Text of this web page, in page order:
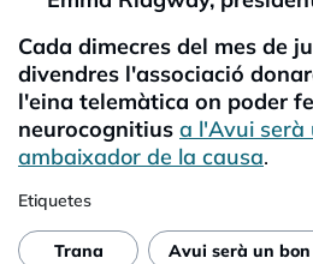
Cada dimecres del mes de
divendres l'associació
l'eina telemàtica on poder
neurocognitius a l'Avui serà
ambaixador de la causa.
Etiquetes
Trana
Avui serà un